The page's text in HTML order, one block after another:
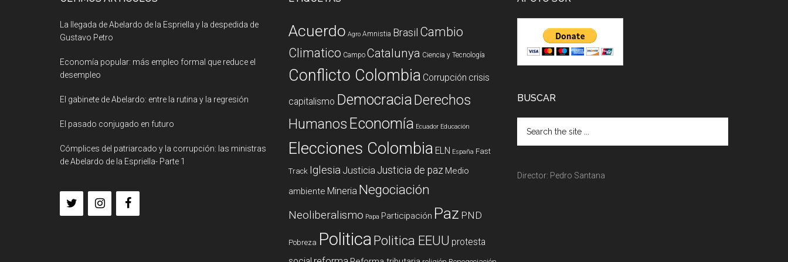
La llegada de Abelardo de la Espriella y la despedida de
Gustavo Petro
Economía popular: más empleo formal que reduce el
desempleo
El gabinete de Abelardo: entre la rutina y la regresión
El pasado conjugado en futuro
Cómplices del patriarcado y la corrupción: las ministras
de Abelardo de la Espriella- Parte 1
Acuerdo Agro Amnistia Brasil Cambio
Climatico Campo Catalunya Ciencia y Tecnología
Conflicto Colombia Corrupción crisis
capitalismo DemocraciaDerechos
Humanos Economía Ecuador Educación
Elecciones Colombia ELN España Fast
Track Iglesia Justicia Justicia de paz Medio
ambiente Mineria Negociación
Neoliberalismo Papa Participación Paz PND
Pobreza PoliticaPolitica EEUU protesta
BUSCAR
Director: Pedro Santana